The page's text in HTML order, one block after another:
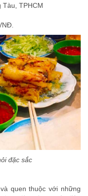
Tàu, TPHCM
đặc sắc
quen thuộc với những